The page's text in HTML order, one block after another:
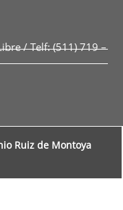
/ Telf: (511) 719 –
Ruiz de Montoya